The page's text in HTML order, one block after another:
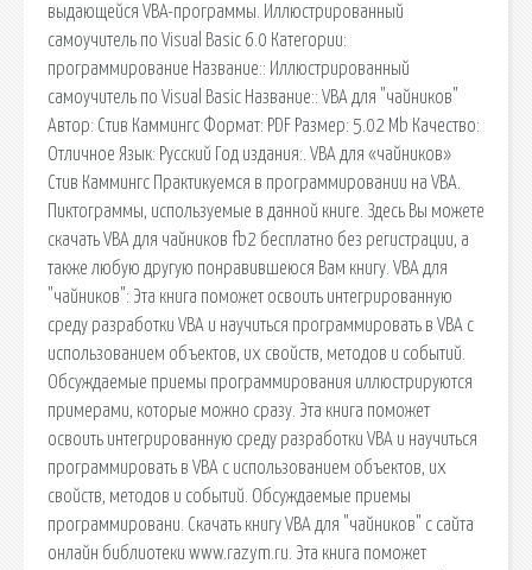
выдающейся VBA-программы. Иллюстрированный
самоучитель по Visual Basic 6.0 Категории:
программирование Название:: Иллюстрированный
самоучитель по Visual Basic Название:: VBA для "чайников"
Автор: Стив Каммингс Формат: PDF Размер: 5.02 Mb Качество:
Отличное Язык: Русский Год издания:. VBA для «чайников»
Стив Каммингс Практикуемся в программировании на VBA.
Пиктограммы, используемые в данной книге. Здесь Вы можете
скачать VBA для чайников fb2 бесплатно без регистрации, а
также любую другую понравившеюся Вам книгу. VBA для
"чайников": Эта книга поможет освоить интегрированную
среду разработки VBA и научиться программировать в VBA с
использованием объектов, их свойств, методов и событий.
Обсуждаемые приемы программирования иллюстрируются
примерами, которые можно сразу. Эта книга поможет
освоить интегрированную среду разработки VBA и научиться
программировать в VBA с использованием объектов, их
свойств, методов и событий. Обсуждаемые приемы
программировани. Скачать книгу VBA для "чайников" с сайта
онлайн библиотеки www.razym.ru. Эта книга поможет